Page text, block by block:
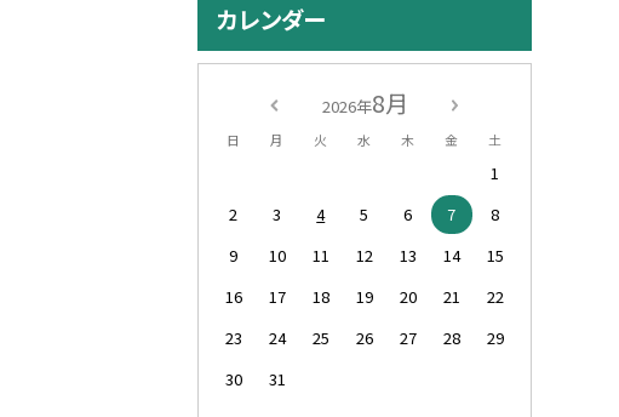
カレンダー
2026年8月
日 月 火 水 木 金 土
1
2
3 4 5 6 7
8
9
10 11 12 13 14
15
16
17 18 19 20 21
22
23
24 25 26 27 28
29
30
31